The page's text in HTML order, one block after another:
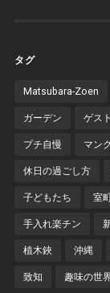
タグ
Matsubara-Zoen
ガーデン ゲス
プチ自慢 マン
休日の過ごし方
子どもたち 室
手入れ楽チン
植木鋏 沖縄
致知 趣味の世